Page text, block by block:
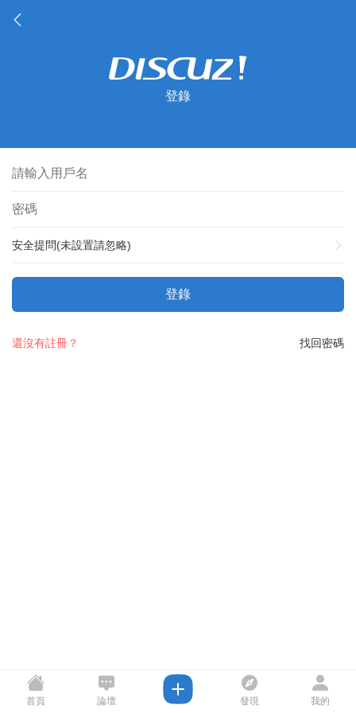
登錄
安全提問(未設置請忽略)
登錄
找回密碼
還沒有註冊？
首頁 論壇 發現 我的